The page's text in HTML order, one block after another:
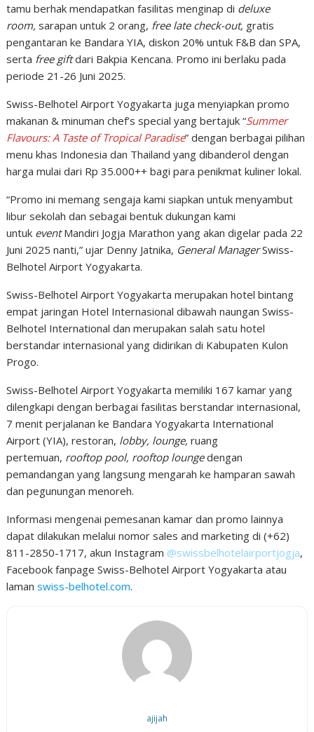
tamu berhak mendapatkan fasilitas menginap di deluxe
room, sarapan untuk 2 orang, free late check-out, gratis
pengantaran ke Bandara YIA, diskon 20% untuk F&B dan SPA,
serta free giftdari Bakpia Kencana. Promo ini berlaku pada
periode 21-26 Juni 2025.
Swiss-Belhotel Airport Yogyakarta juga menyiapkan promo
makanan & minuman chef’s special yang bertajuk “Summer
Flavours: A Taste of Tropical Paradise” dengan berbagai pilihan
menu khas Indonesia dan Thailand yang dibanderol dengan
harga mulai dari Rp 35.000++ bagi para penikmat kuliner lokal.
“Promo ini memang sengaja kami siapkan untuk menyambut
libur sekolah dan sebagai bentuk dukungan kami
untuk eventMandiri Jogja Marathon yang akan digelar pada 22
Juni 2025 nanti,” ujar Denny Jatnika, General ManagerSwiss-
Belhotel Airport Yogyakarta.
Swiss-Belhotel Airport Yogyakarta merupakan hotel bintang
empat jaringan Hotel Internasional dibawah naungan Swiss-
Belhotel International dan merupakan salah satu hotel
berstandar internasional yang didirikan di Kabupaten Kulon
Progo.
Swiss-Belhotel Airport Yogyakarta memiliki 167 kamar yang
dilengkapi dengan berbagai fasilitas berstandar internasional,
7 menit perjalanan ke Bandara Yogyakarta International
Airport (YIA), restoran, lobby, lounge, ruang
pertemuan, rooftop pool, rooftop loungedengan
pemandangan yang langsung mengarah ke hamparan sawah
dan pegunungan menoreh.
Informasi mengenai pemesanan kamar dan promo lainnya
dapat dilakukan melalui nomor sales and marketing di (+62)
811-2850-1717, akun Instagram @swissbelhotelairportjogja,
Facebook fanpage Swiss-Belhotel Airport Yogyakarta atau
lamanswiss-belhotel.com.
ajijah